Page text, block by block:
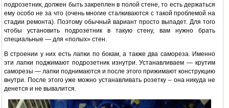
подрозетник, должен быть закреплен в полой стене, то есть держаться
ему особо не за что (очень многие сталкиваются с такой проблемой на
стадии ремонта). Поэтому обычный вариант просто выпадет. Для того
чтобы установить подрозетник в такую стену, вам нужно брать
специальные — для «полых» стен.
В строении у них есть лапки по бокам, а также два самореза. Именно
эти лапки поджимают подрозетник изнутри. Устанавливаем — крутим
саморезы — лапки поднимаются и после этого прижимают конструкцию
внутри. После этого уже можно устанавливать розетку – она никуда не
денется и не вывалится.